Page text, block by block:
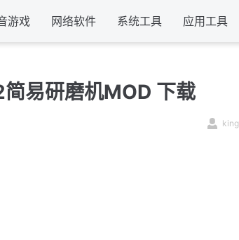
游戏 网络软件 系统工具 应用工具
易研磨机MOD 下载
king